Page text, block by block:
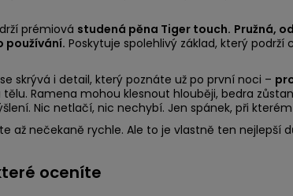
prémiová studená pěna Tiger touch. Pružná,
používání. Poskytuje spolehlivý základ, který
skrývá i detail, který poznáte už po první noci –
Ramena mohou klesnout hlouběji, bedra
Nic netlačí, nic nechybí. Jen spánek, při
až nečekaně rychle. Ale to je vlastně ten nejlepší
oceníte